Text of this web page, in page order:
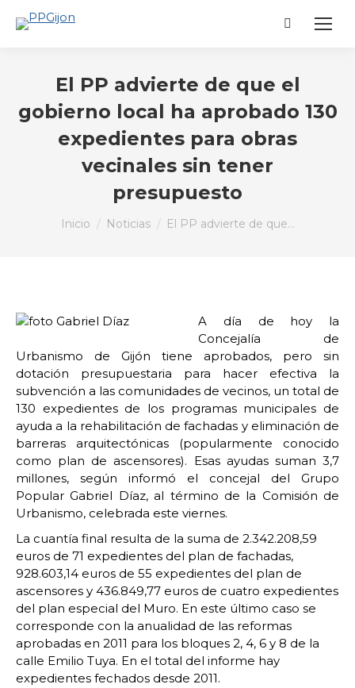
Buscar:
El PP advierte de que el
gobierno local ha aprobado 130
expedientes para obras
vecinales sin tener
presupuesto
Estás aquí:
Inicio Noticias El PP advierte de que…
A día de hoy la
Concejalía de
Urbanismo de Gijón tiene aprobados, pero sin
dotación presupuestaria para hacer efectiva la
subvención a las comunidades de vecinos, un total de
130 expedientes de los programas municipales de
ayuda a la rehabilitación de fachadas y eliminación de
barreras arquitectónicas (popularmente conocido
como plan de ascensores). Esas ayudas suman 3,7
millones, según informó el concejal del Grupo
Popular Gabriel Díaz, al término de la Comisión de
Urbanismo, celebrada este viernes.
La cuantía final resulta de la suma de 2.342.208,59
euros de 71 expedientes del plan de fachadas,
928.603,14 euros de 55 expedientes del plan de
ascensores y 436.849,77 euros de cuatro expedientes
del plan especial del Muro. En este último caso se
corresponde con la anualidad de las reformas
aprobadas en 2011 para los bloques 2, 4, 6 y 8 de la
calle Emilio Tuya. En el total del informe hay
expedientes fechados desde 2011.